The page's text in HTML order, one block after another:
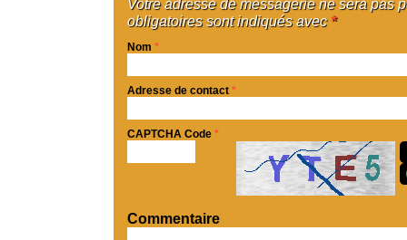
Votre adresse de messagerie ne sera pas
obligatoires sont indiqués avec *
Nom *
Adresse de contact *
CAPTCHA Code *
Commentaire